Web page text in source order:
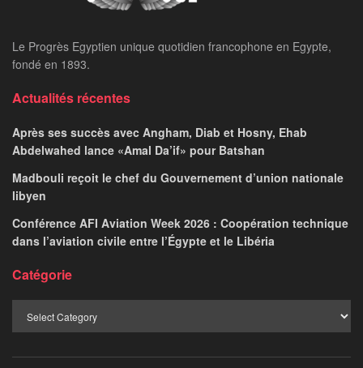
Le Progrès Egyptien unique quotidien francophone en Egypte,
fondé en 1893.
Actualités récentes
Après ses succès avec Angham, Diab et Hosny, Ehab
Abdelwahed lance «Amal Da’if» pour Batshan
Madbouli reçoit le chef du Gouvernement d’union nationale
libyen
Conférence AFI Aviation Week 2026 : Coopération technique
dans l’aviation civile entre l’Égypte et le Libéria
Catégorie